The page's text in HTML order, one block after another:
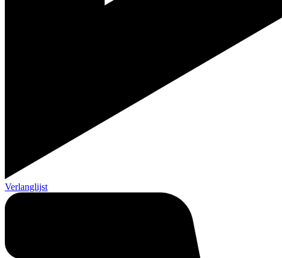
Verlanglijst